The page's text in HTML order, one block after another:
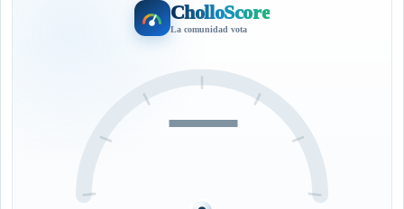
CholloScore
La comunidad vota
—